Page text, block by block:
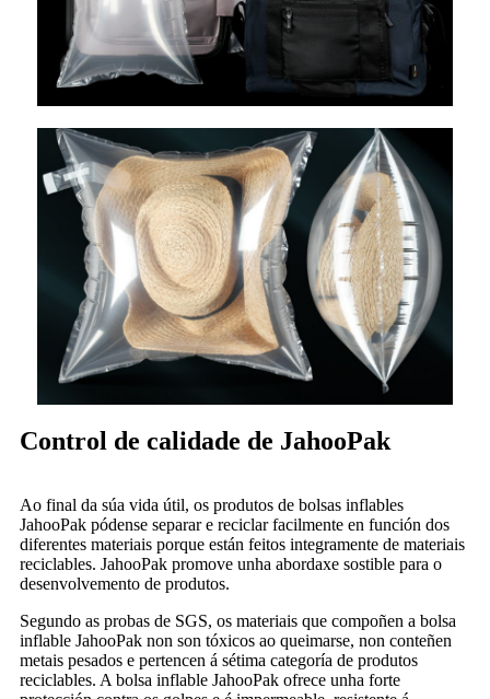
Control de calidade de JahooPak
Ao final da súa vida útil, os produtos de bolsas inflables
JahooPak pódense separar e reciclar facilmente en función dos
diferentes materiais porque están feitos integramente de materiais
reciclables. JahooPak promove unha abordaxe sostible para o
desenvolvemento de produtos.
Segundo as probas de SGS, os materiais que compoñen a bolsa
inflable JahooPak non son tóxicos ao queimarse, non conteñen
metais pesados ​​e pertencen á sétima categoría de produtos
reciclables. A bolsa inflable JahooPak ofrece unha forte